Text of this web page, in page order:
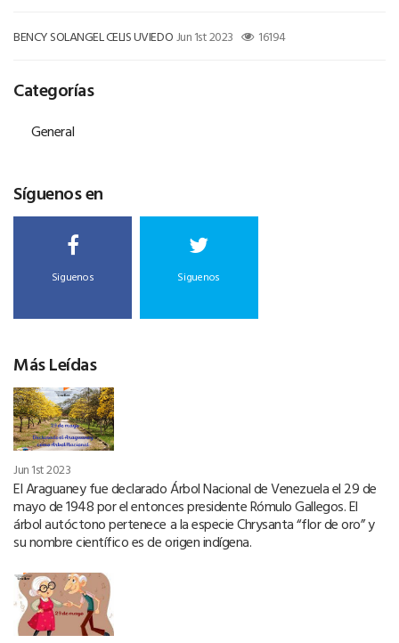
BENCY SOLANGEL CELIS UVIEDOJun 1st 2023 16194
Categorías
General
Síguenos en
Siguenos Siguenos
Más Leídas
Jun 1st 2023
El Araguaney fue declarado Árbol Nacional de Venezuela el 29 de
mayo de 1948 por el entonces presidente Rómulo Gallegos. El
árbol autóctono pertenece a la especie Chrysanta “flor de oro” y
su nombre científico es de origen indígena.